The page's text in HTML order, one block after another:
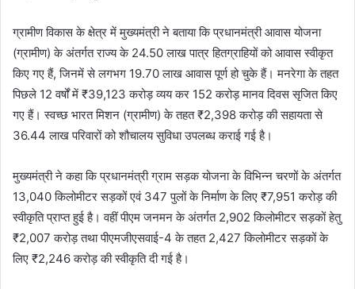
ग्रामीण विकास के क्षेत्र में मुख्यमंत्री ने बताया कि प्रधानमंत्री आवास योजना
(ग्रामीण) के अंतर्गत राज्य के 24.50 लाख पात्र हितग्राहियों को आवास स्वीकृत
किए गए हैं, जिनमें से लगभग 19.70 लाख आवास पूर्ण हो चुके हैं। मनरेगा के तहत
पिछले 12 वर्षों में ₹39,123 करोड़ व्यय कर 152 करोड़ मानव दिवस सृजित किए
गए हैं। स्वच्छ भारत मिशन (ग्रामीण) के तहत ₹2,398 करोड़ की सहायता से
36.44 लाख परिवारों को शौचालय सुविधा उपलब्ध कराई गई है।
मुख्यमंत्री ने कहा कि प्रधानमंत्री ग्राम सड़क योजना के विभिन्न चरणों के अंतर्गत
13,040 किलोमीटर सड़कों एवं 347 पुलों के निर्माण के लिए ₹7,951 करोड़ की
स्वीकृति प्राप्त हुई है। वहीं पीएम जनमन के अंतर्गत 2,902 किलोमीटर सड़कों हेतु
₹2,007 करोड़ तथा पीएमजीएसवाई-4 के तहत 2,427 किलोमीटर सड़कों के
लिए ₹2,246 करोड़ की स्वीकृति दी गई है।